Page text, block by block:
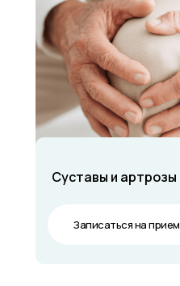
Суставы и артрозы
Записаться на прием